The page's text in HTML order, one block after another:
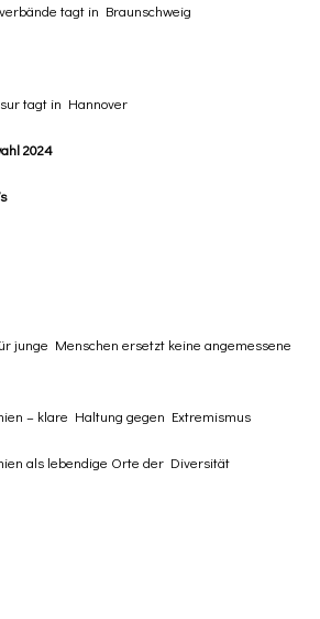
tagt in Braunschweig
tagt in Hannover
2024
junge Menschen ersetzt ​keine angemessene
– klare Haltung gegen Extremismus
als lebendige Orte der Diversität